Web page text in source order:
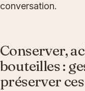
conversation.
Conserver,
bouteilles :
préserver